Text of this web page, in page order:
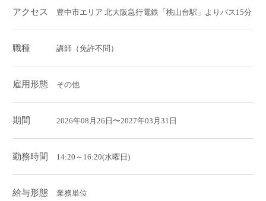
アクセス 豊中市エリア 北大阪急行電鉄「桃山台駅」よりバス15分
職種 講師（免許不問）
雇用形態 その他
期間 2026年08月26日〜2027年03月31日
勤務時間 14:20～16:20(水曜日)
給与形態 業務単位